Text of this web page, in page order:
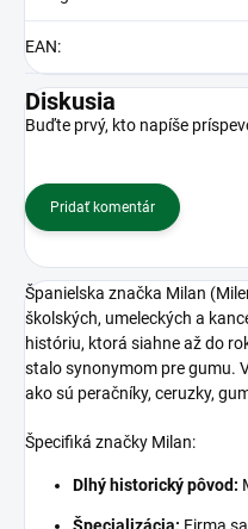
EAN:
Diskusia
Buďte prvý, kto napíše
Pridať komentár
Španielska značka Milan
školských, umeleckých a
históriu, ktorá siahne až do
stalo synonymom pre gumu.
ako sú peračníky, ceruzky,
Špecifiká značky Milan:
Dlhý historický pôvod: